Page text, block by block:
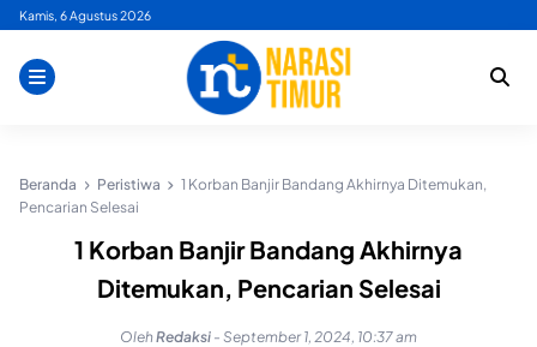
Skip
content
Kamis, 6 Agustus 2026
Beranda Peristiwa
1 Korban Banjir Bandang Akhirnya Ditemukan,
Pencarian Selesai
1 Korban Banjir Bandang Akhirnya
Ditemukan, Pencarian Selesai
OlehRedaksi - September 1, 2024, 10:37 am